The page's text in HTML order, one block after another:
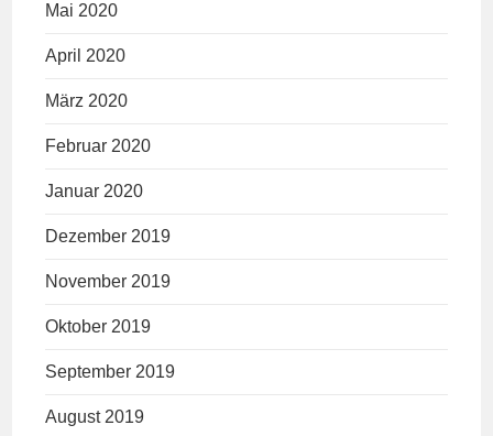
Mai 2020
April 2020
März 2020
Februar 2020
Januar 2020
Dezember 2019
November 2019
Oktober 2019
September 2019
August 2019